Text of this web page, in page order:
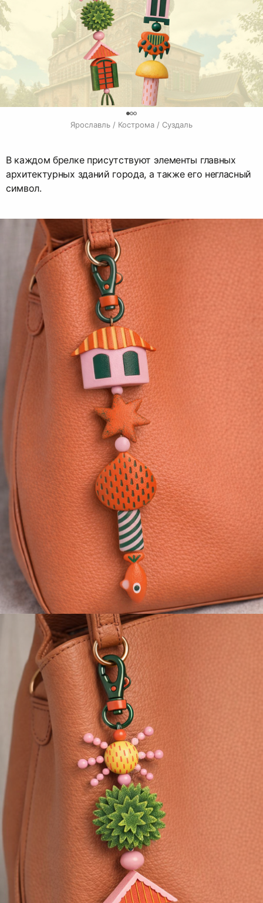
Ярославль / Кострома / Суздаль
В каждом брелке присутствуют элементы главных
архитектурных зданий города, а также его негласный
символ.